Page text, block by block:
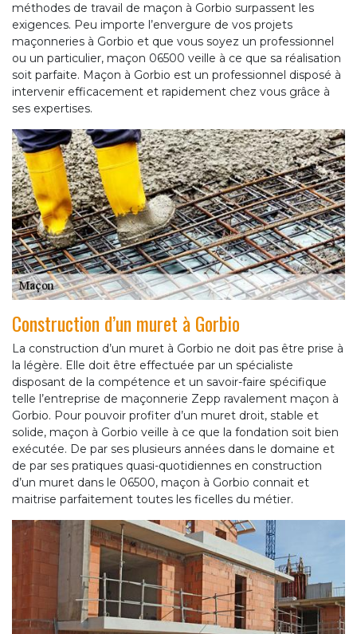
méthodes de travail de maçon à Gorbio surpassent les
exigences. Peu importe l’envergure de vos projets
maçonneries à Gorbio et que vous soyez un professionnel
ou un particulier, maçon 06500 veille à ce que sa réalisation
soit parfaite. Maçon à Gorbio est un professionnel disposé à
intervenir efficacement et rapidement chez vous grâce à
ses expertises.
Construction d’un muret à Gorbio
La construction d’un muret à Gorbio ne doit pas être prise à
la légère. Elle doit être effectuée par un spécialiste
disposant de la compétence et un savoir-faire spécifique
telle l’entreprise de maçonnerie Zepp ravalement maçon à
Gorbio. Pour pouvoir profiter d’un muret droit, stable et
solide, maçon à Gorbio veille à ce que la fondation soit bien
exécutée. De par ses plusieurs années dans le domaine et
de par ses pratiques quasi-quotidiennes en construction
d’un muret dans le 06500, maçon à Gorbio connait et
maitrise parfaitement toutes les ficelles du métier.